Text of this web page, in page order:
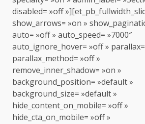
disabled= »off
show_arrows= »on »
auto= »off » auto_speed= »7000″
auto_ignore_hover= »off »
parallax_method= »off »
remove_inner_shadow= »on »
background_position= »default »
background_size= »default »
hide_content_on_mobile= »off »
hide_cta_on_mobile= »off »